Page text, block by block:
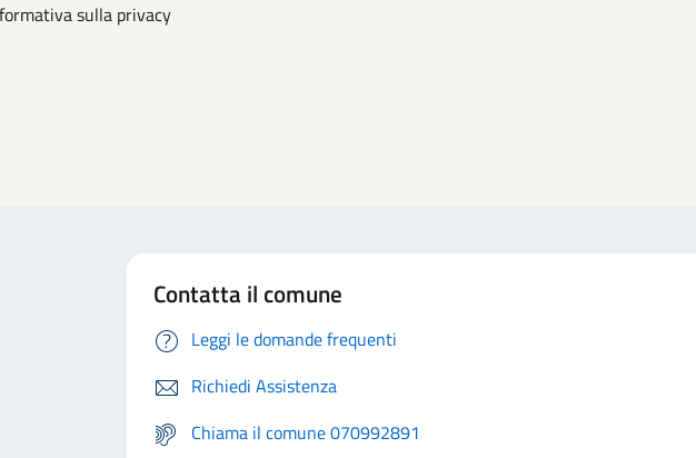
sulla privacy
Contatta il comune
Leggi le domande frequenti
Richiedi Assistenza
Chiama il comune 070992891